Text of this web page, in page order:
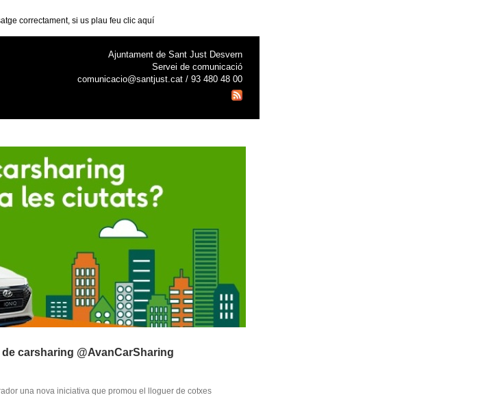
correctament, si us plau feu clic aquí
Ajuntament de Sant Just Desvern
Servei de comunicació
comunicacio@santjust.cat / 93 480 48 00
carsharing @AvanCarSharing
una nova iniciativa que promou el lloguer de cotxes